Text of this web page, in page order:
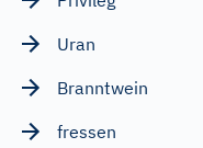
Uran
Branntwein
fressen